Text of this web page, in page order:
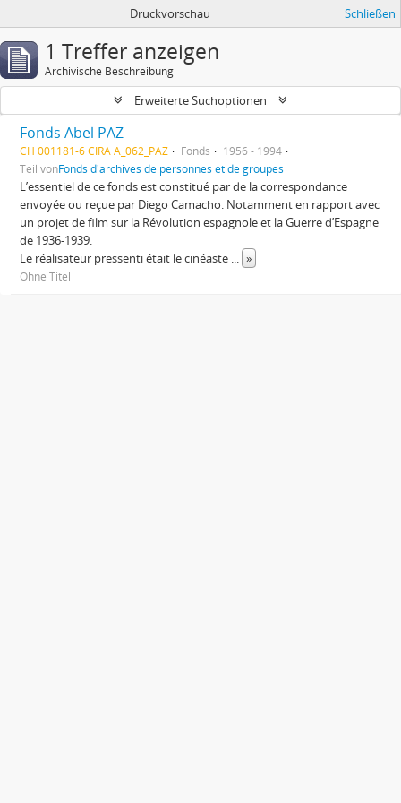
Druckvorschau Schließen
1 Treffer anzeigen
Archivische Beschreibung
Erweiterte Suchoptionen
Fonds Abel PAZ
CH 001181-6 CIRA A_062_PAZ Fonds
1956 - 1994
Teil vonFonds d'archives de personnes et de groupes
L’essentiel de ce fonds est constitué par de la correspondance
envoyée ou reçue par Diego Camacho. Notamment en rapport avec
un projet de film sur la Révolution espagnole et la Guerre d’Espagne
de 1936-1939.
Le réalisateur pressenti était le cinéaste ... »
Ohne Titel